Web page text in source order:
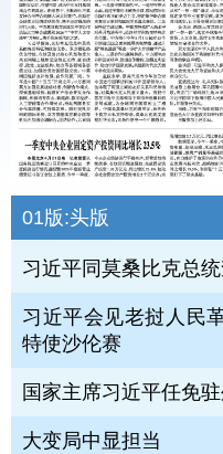
01版:头版
习近平同莫桑比克总
习近平会见老挝人民
特使沙伦赛
国家主席习近平任免
大变局中显担当